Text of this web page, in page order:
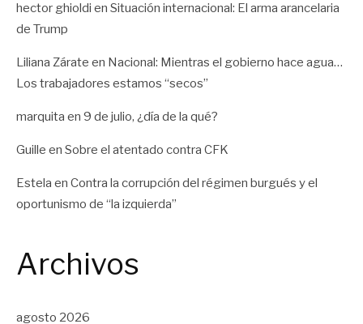
hector ghioldi en Situación internacional: El arma arancelaria
de Trump
Liliana Zárate en Nacional: Mientras el gobierno hace agua…
Los trabajadores estamos “secos”
marquita en 9 de julio, ¿día de la qué?
Guille en Sobre el atentado contra CFK
Estela en Contra la corrupción del régimen burgués y el
oportunismo de “la izquierda”
Archivos
agosto 2026